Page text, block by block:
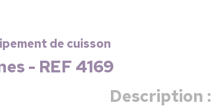
de cuisson
- REF 4169
Description :